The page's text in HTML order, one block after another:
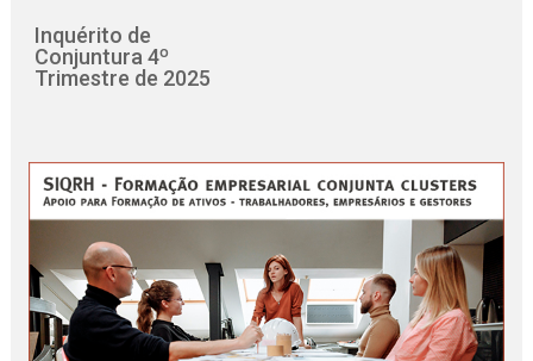
Inquérito de
Conjuntura 4º
Trimestre de 2025